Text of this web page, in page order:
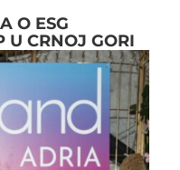
O ESG
U CRNOJ GORI